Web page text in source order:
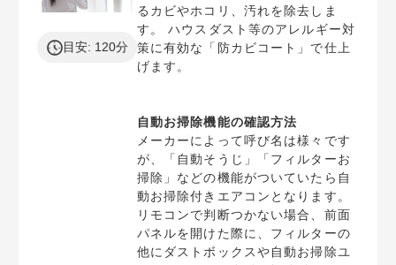
目安: 120分
るカビやホコリ、汚れを除去しま
す。 ハウスダスト等のアレルギー対
策に有効な「防カビコート」で仕上
げます。
自動お掃除機能の確認方法
メーカーによって呼び名は様々です
が、「自動そうじ」「フィルターお
掃除」などの機能がついていたら自
動お掃除付きエアコンとなります。
リモコンで判断つかない場合、前面
パネルを開けた際に、フィルターの
他にダストボックスや自動お掃除ユ